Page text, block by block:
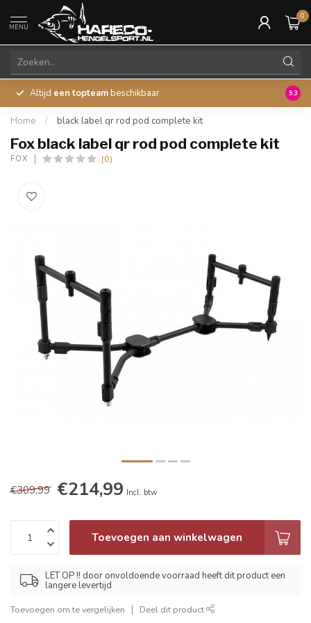
MENU
0
Altijd een topteam beschikbaar 45
9.3
Home / black label qr rod pod complete kit
Fox black label qr rod pod complete kit
FOX (0)
€309,99 €214,99 Incl. btw
Toevoegen aan winkelwagen
LET OP !! door onvoldoende voorraad heeft dit product een
langere levertijd
Toevoegen om te vergelijken Deel dit product